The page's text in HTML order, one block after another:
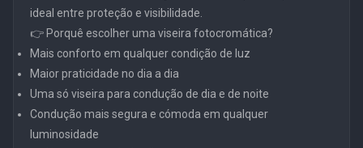
ideal entre proteção e visibilidade.
👉 Porquê escolher uma viseira fotocromática?
Mais conforto em qualquer condição de luz
Maior praticidade no dia a dia
Uma só viseira para condução de dia e de noite
Condução mais segura e cómoda em qualquer
luminosidade